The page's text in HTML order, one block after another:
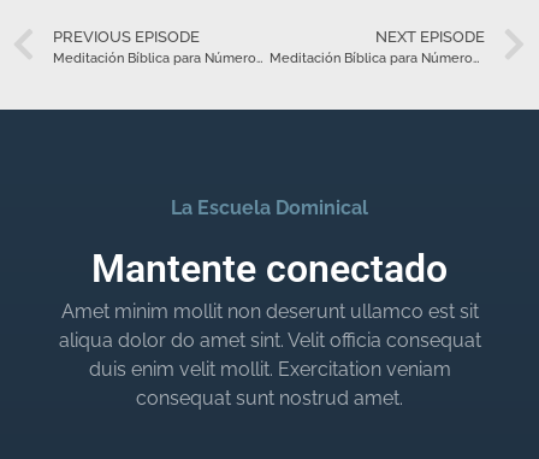
PREVIOUS EPISODE
Meditación Bíblica para Números 22 – Mayo 13
NEXT EPISODE
Meditación Bíblica para Números 23 – Mayo 14
La Escuela Dominical
Mantente conectado
Amet minim mollit non deserunt ullamco est sit
aliqua dolor do amet sint. Velit officia consequat
duis enim velit mollit. Exercitation veniam
consequat sunt nostrud amet.